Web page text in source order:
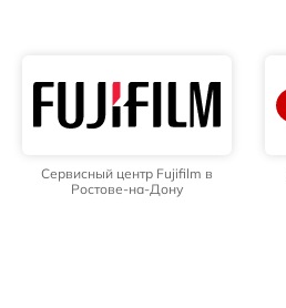
Сервисный центр Fujifilm в
Ростове-на-Дону